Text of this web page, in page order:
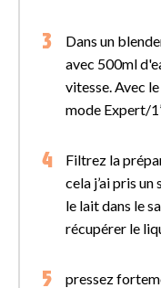
Dans un
avec 500ml
vitesse. Avec
mode Expert/
Filtrez la
cela j’ai pris
le lait dans le
récupérer le
pressez